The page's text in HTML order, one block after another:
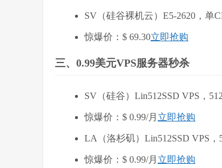
SV（硅谷裸机云）E5-2620，单
惊爆价：$ 69.30立即抢购
三、0.99美元VPS服务器秒杀
SV（硅谷）Lin512SSD VPS，
惊爆价：$ 0.99/月 立即抢购
LA（洛杉矶）Lin512SSD VPS
惊爆价：$ 0.99/月 立即抢购